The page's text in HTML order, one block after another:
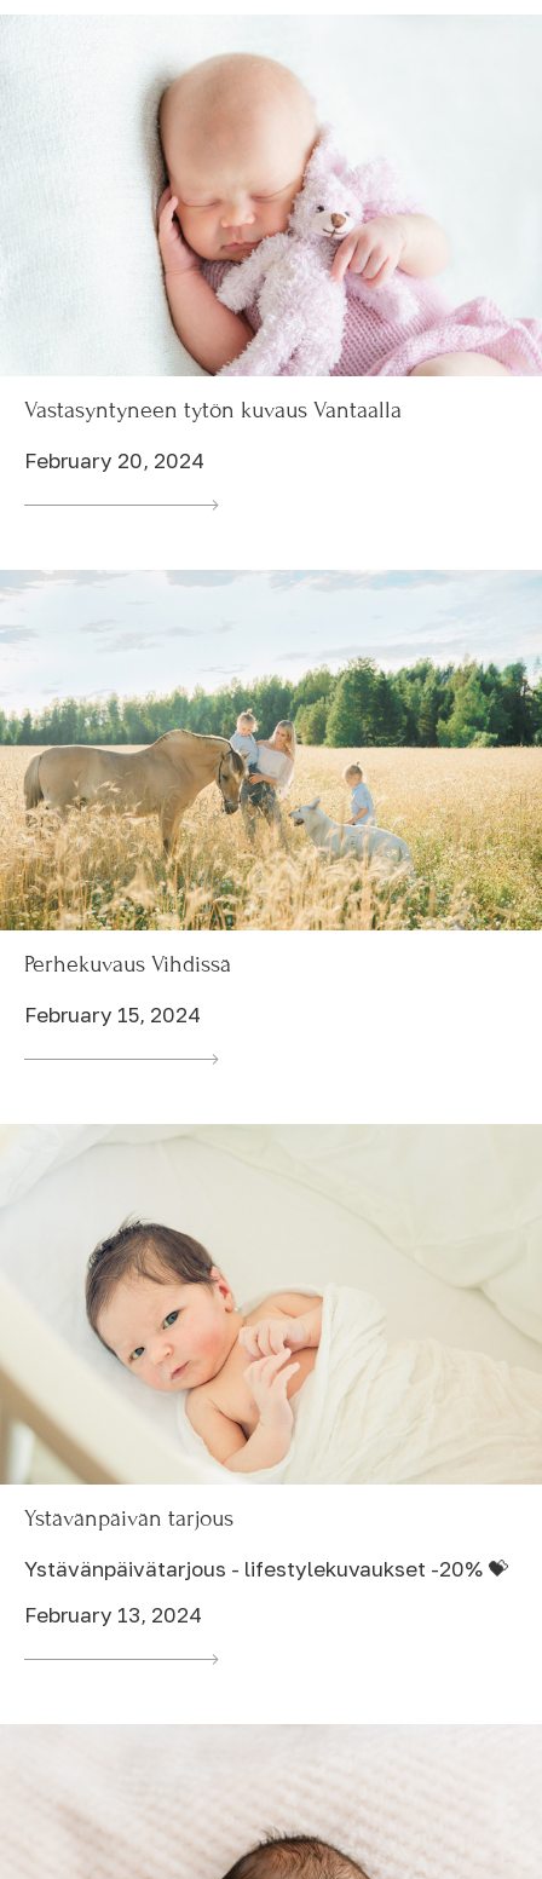
Vastasyntyneen tytön kuvaus Vantaalla
February 20, 2024
Perhekuvaus Vihdissä
February 15, 2024
Ystävänpäivän tarjous
Ystävänpäivätarjous - lifestylekuvaukset -20% 💝
February 13, 2024